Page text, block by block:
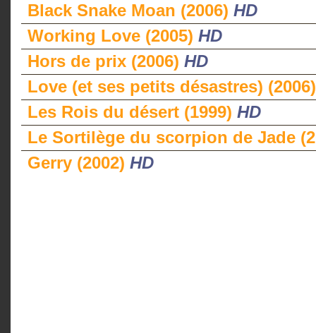
Black Snake Moan (2006) HD
Working Love (2005) HD
Hors de prix (2006) HD
Love (et ses petits désastres)
Les Rois du désert (1999) HD
Le Sortilège du scorpion de Jade
Gerry (2002) HD